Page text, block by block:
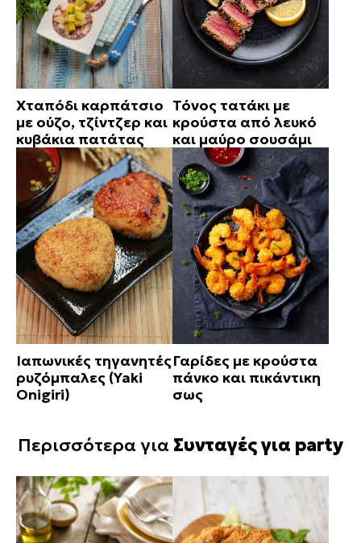
Χταπόδι καρπάτσιο
με ούζο, τζίντζερ και
κυβάκια πατάτας
Τόνος τατάκι με
κρούστα από λευκό
και μαύρο σουσάμι
Ιαπωνικές τηγανητές
ρυζόμπαλες (Yaki
Onigiri)
Γαρίδες με κρούστα
πάνκο και πικάντικη
σως
Περισσότερα για Συνταγές για party